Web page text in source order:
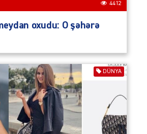
4412
oxudu: O şəhərə
DÜNYA